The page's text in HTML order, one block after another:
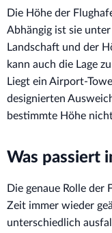
Die Höhe der
Abhängig ist sie
Landschaft und der
kann auch die Lage
Liegt ein Airport-
designierten
bestimmte Höhe
Was passiert
Die genaue Rolle der
Zeit immer wieder
unterschiedlich